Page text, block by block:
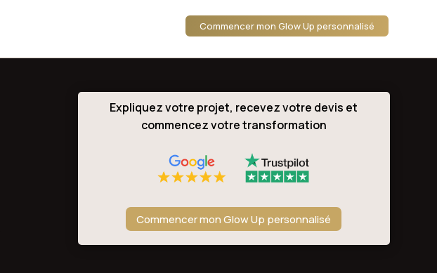
Commencer mon Glow Up personnalisé
Expliquez votre projet, recevez votre devis et
commencez votre transformation
Commencer mon Glow Up personnalisé